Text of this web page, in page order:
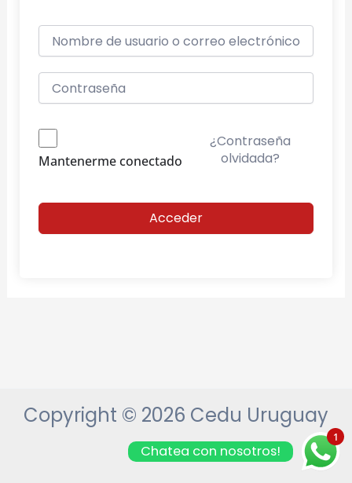
Mantenerme conectado
¿Contraseña
olvidada?
Acceder
Copyright © 2026 Cedu Uruguay
1
Chatea con nosotros!